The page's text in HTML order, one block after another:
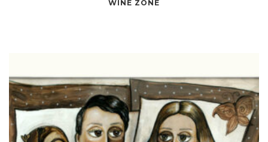
WINE ZONE